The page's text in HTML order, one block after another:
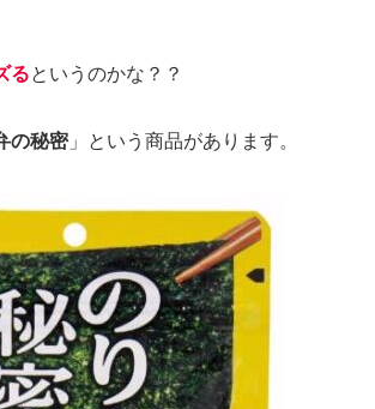
るというのかな？？
の秘密」という商品があります。